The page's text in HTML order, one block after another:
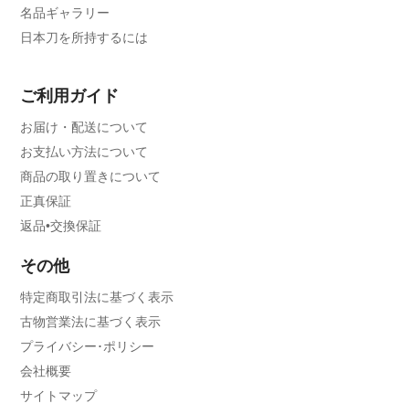
名品ギャラリー
日本刀を所持するには
ご利用ガイド
お届け・配送について
お支払い方法について
商品の取り置きについて
正真保証
返品•交換保証
その他
特定商取引法に基づく表示
古物営業法に基づく表示
プライバシー･ポリシー
会社概要
サイトマップ